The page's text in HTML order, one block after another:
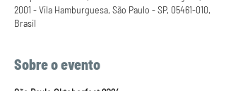
2001 - Vila Hamburguesa, São Paulo - SP, 05461-010,
Brasil
Sobre o evento